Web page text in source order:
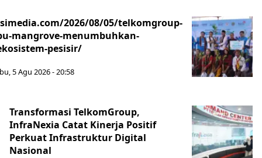
2026/08/05/telkomgroup-
mangrove-menumbuhkan-
pesisir/
5 Agu 2026 - 20:58
Transformasi TelkomGroup,
InfraNexia Catat Kinerja Positif
Perkuat Infrastruktur Digital
Nasional